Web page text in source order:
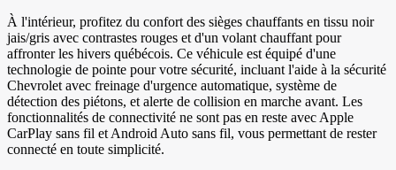
À l'intérieur, profitez du confort des sièges chauffants en tissu noir
jais/gris avec contrastes rouges et d'un volant chauffant pour
affronter les hivers québécois. Ce véhicule est équipé d'une
technologie de pointe pour votre sécurité, incluant l'aide à la sécurité
Chevrolet avec freinage d'urgence automatique, système de
détection des piétons, et alerte de collision en marche avant. Les
fonctionnalités de connectivité ne sont pas en reste avec Apple
CarPlay sans fil et Android Auto sans fil, vous permettant de rester
connecté en toute simplicité.